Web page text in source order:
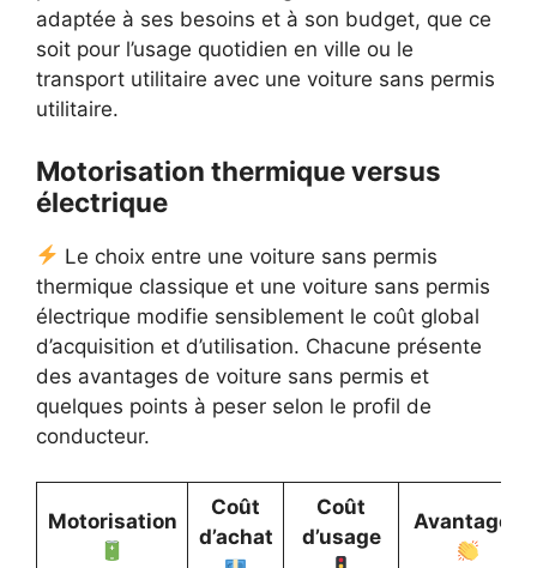
adaptée à ses besoins et à son budget, que ce
soit pour l’usage quotidien en ville ou le
transport utilitaire avec une voiture sans permis
utilitaire.
Motorisation thermique versus
électrique
Le choix entre une voiture sans permis
thermique classique et une voiture sans permis
électrique modifie sensiblement le coût global
d’acquisition et d’utilisation. Chacune présente
des avantages de voiture sans permis et
quelques points à peser selon le profil de
conducteur.
Motorisation
Coût
d’achat
Coût
d’usage
Avantages